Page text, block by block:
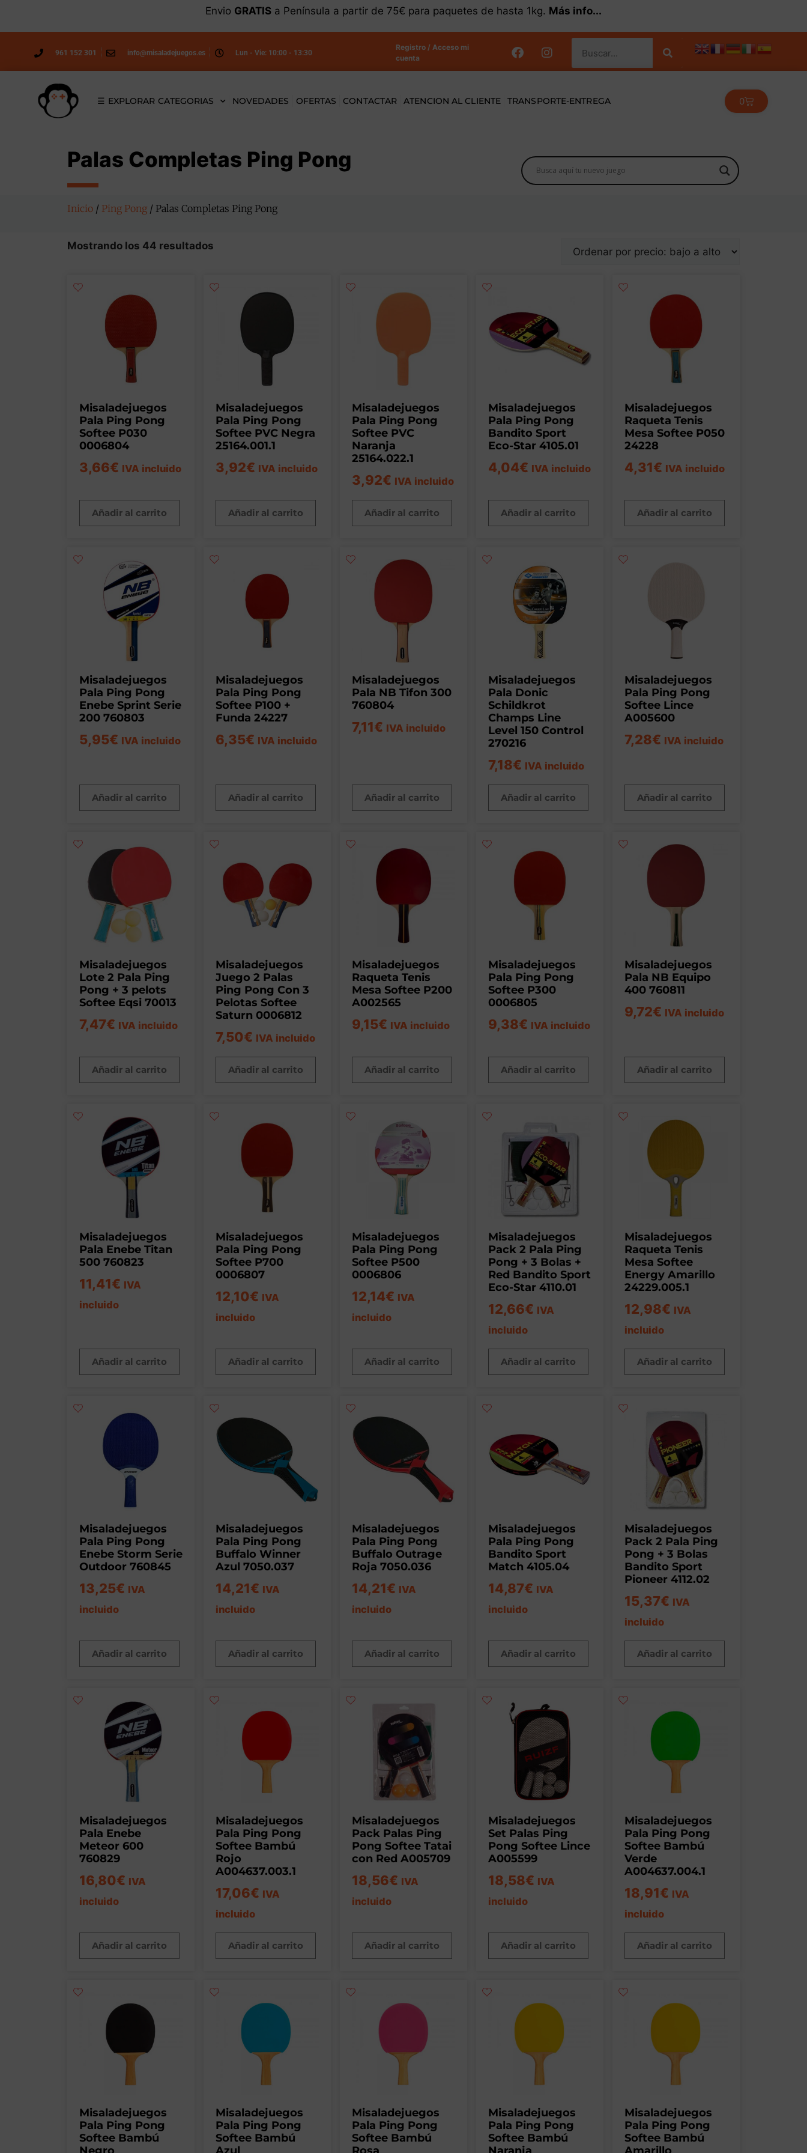
Envio GRATIS a Península a partir de 75€ para paquetes de hasta 1kg. Más info...
961 152 301 info@misaladejuegos.es Lun - Vie: 10:00 - 13:30
Registro / Acceso mi
cuenta
☰ EXPLORAR CATEGORIAS NOVEDADES OFERTAS CONTACTAR ATENCION AL CLIENTE TRANSPORTE-ENTREGA 0
Palas Completas Ping Pong
Inicio / Ping Pong / Palas Completas Ping Pong
Mostrando los 44 resultados
Misaladejuegos
Pala Ping Pong
Softee P030
0006804
3,66€ IVA incluido
Añadir al carrito
Misaladejuegos
Pala Ping Pong
Softee PVC Negra
25164.001.1
3,92€ IVA incluido
Añadir al carrito
Misaladejuegos
Pala Ping Pong
Softee PVC
Naranja
25164.022.1
3,92€ IVA incluido
Añadir al carrito
Misaladejuegos
Pala Ping Pong
Bandito Sport
Eco-Star 4105.01
4,04€ IVA incluido
Añadir al carrito
Misaladejuegos
Raqueta Tenis
Mesa Softee P050
24228
4,31€ IVA incluido
Añadir al carrito
Misaladejuegos
Pala Ping Pong
Enebe Sprint Serie
200 760803
5,95€ IVA incluido
Añadir al carrito
Misaladejuegos
Pala Ping Pong
Softee P100 +
Funda 24227
6,35€ IVA incluido
Añadir al carrito
Misaladejuegos
Pala NB Tifon 300
760804
7,11€ IVA incluido
Añadir al carrito
Misaladejuegos
Pala Donic
Schildkrot
Champs Line
Level 150 Control
270216
7,18€ IVA incluido
Añadir al carrito
Misaladejuegos
Pala Ping Pong
Softee Lince
A005600
7,28€ IVA incluido
Añadir al carrito
Misaladejuegos
Lote 2 Pala Ping
Pong + 3 pelots
Softee Eqsi 70013
7,47€ IVA incluido
Añadir al carrito
Misaladejuegos
Juego 2 Palas
Ping Pong Con 3
Pelotas Softee
Saturn 0006812
7,50€ IVA incluido
Añadir al carrito
Misaladejuegos
Raqueta Tenis
Mesa Softee P200
A002565
9,15€ IVA incluido
Añadir al carrito
Misaladejuegos
Pala Ping Pong
Softee P300
0006805
9,38€ IVA incluido
Añadir al carrito
Misaladejuegos
Pala NB Equipo
400 760811
9,72€ IVA incluido
Añadir al carrito
Misaladejuegos
Pala Enebe Titan
500 760823
11,41€ IVA
incluido
Añadir al carrito
Misaladejuegos
Pala Ping Pong
Softee P700
0006807
12,10€ IVA
incluido
Añadir al carrito
Misaladejuegos
Pala Ping Pong
Softee P500
0006806
12,14€ IVA
incluido
Añadir al carrito
Misaladejuegos
Pack 2 Pala Ping
Pong + 3 Bolas +
Red Bandito Sport
Eco-Star 4110.01
12,66€ IVA
incluido
Añadir al carrito
Misaladejuegos
Raqueta Tenis
Mesa Softee
Energy Amarillo
24229.005.1
12,98€ IVA
incluido
Añadir al carrito
Misaladejuegos
Pala Ping Pong
Enebe Storm Serie
Outdoor 760845
13,25€ IVA
incluido
Añadir al carrito
Misaladejuegos
Pala Ping Pong
Buffalo Winner
Azul 7050.037
14,21€ IVA
incluido
Añadir al carrito
Misaladejuegos
Pala Ping Pong
Buffalo Outrage
Roja 7050.036
14,21€ IVA
incluido
Añadir al carrito
Misaladejuegos
Pala Ping Pong
Bandito Sport
Match 4105.04
14,87€ IVA
incluido
Añadir al carrito
Misaladejuegos
Pack 2 Pala Ping
Pong + 3 Bolas
Bandito Sport
Pioneer 4112.02
15,37€ IVA
incluido
Añadir al carrito
Misaladejuegos
Pala Enebe
Meteor 600
760829
16,80€ IVA
incluido
Añadir al carrito
Misaladejuegos
Pala Ping Pong
Softee Bambú
Rojo
A004637.003.1
17,06€ IVA
incluido
Añadir al carrito
Misaladejuegos
Pack Palas Ping
Pong Softee Tatai
con Red A005709
18,56€ IVA
incluido
Añadir al carrito
Misaladejuegos
Set Palas Ping
Pong Softee Lince
A005599
18,58€ IVA
incluido
Añadir al carrito
Misaladejuegos
Pala Ping Pong
Softee Bambú
Verde
A004637.004.1
18,91€ IVA
incluido
Añadir al carrito
Misaladejuegos
Pala Ping Pong
Softee Bambú
Misaladejuegos
Pala Ping Pong
Softee Bambú
Misaladejuegos
Pala Ping Pong
Softee Bambú
Misaladejuegos
Pala Ping Pong
Softee Bambú
Misaladejuegos
Pala Ping Pong
Softee Bambú